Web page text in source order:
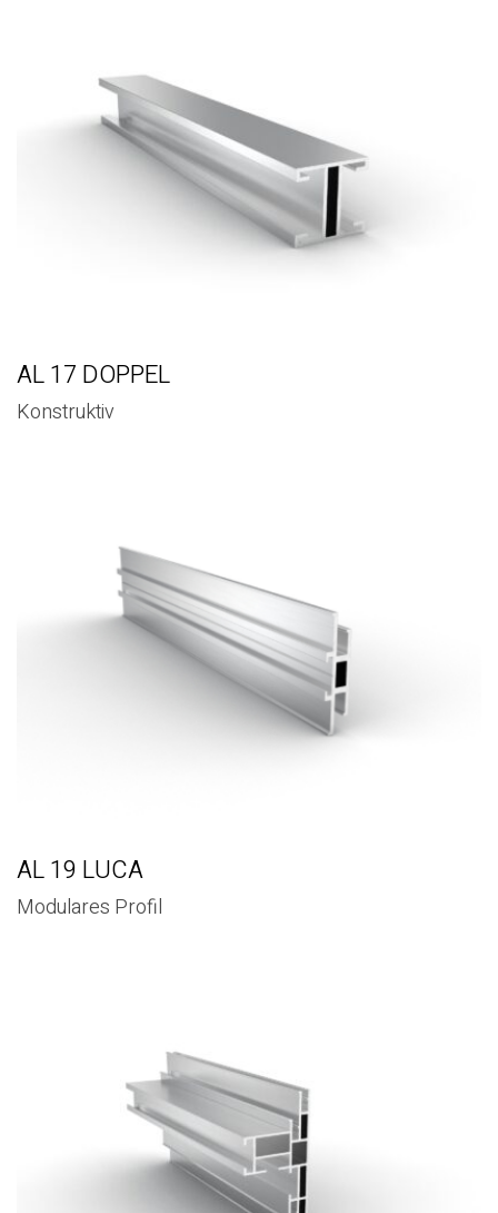
AL 17 DOPPEL
Konstruktiv
AL 19 LUCA
Modulares Profil